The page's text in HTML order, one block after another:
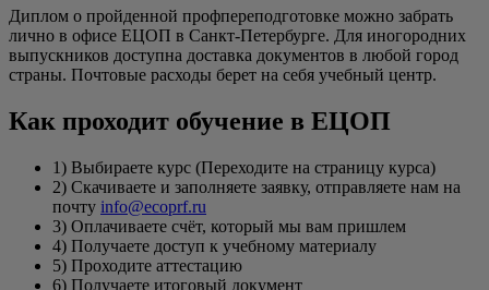
Диплом о пройденной профпереподготовке можно забрать
лично в офисе ЕЦОП в Санкт-Петербурге. Для иногородних
выпускников доступна доставка документов в любой город
страны. Почтовые расходы берет на себя учебный центр.
Как проходит обучение в ЕЦОП
1) Выбираете курс (Переходите на страницу курса)
2) Скачиваете и заполняете заявку, отправляете нам на
почту info@ecoprf.ru
3) Оплачиваете счёт, который мы вам пришлем
4) Получаете доступ к учебному материалу
5) Проходите аттестацию
6) Получаете итоговый документ